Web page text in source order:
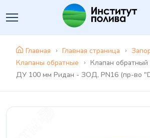
Главная Главная страница
Клапаны обратные
Клапан
ДУ 100 мм Ридан - ЗОД, PN16 (пр-во